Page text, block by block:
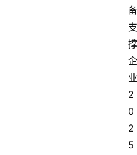
备
支
撑
企
业
2
0
2
5